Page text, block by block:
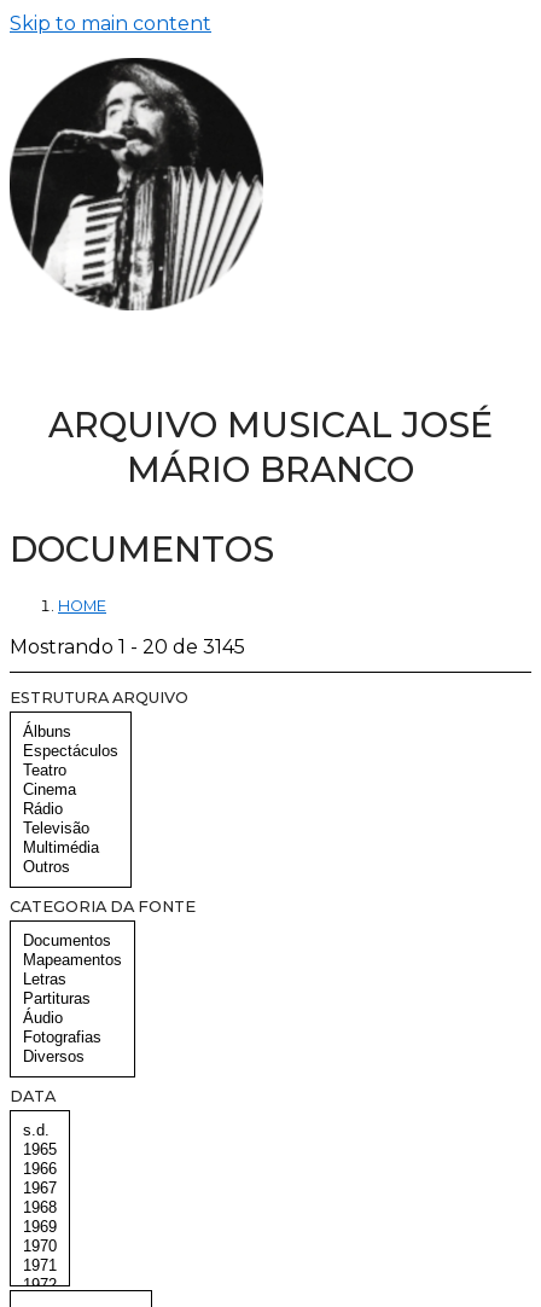
Skip to main content
ARQUIVO MUSICAL JOSÉ
MÁRIO BRANCO
DOCUMENTOS
HOME
Mostrando 1 - 20 de 3145
ESTRUTURA ARQUIVO
CATEGORIA DA FONTE
DATA